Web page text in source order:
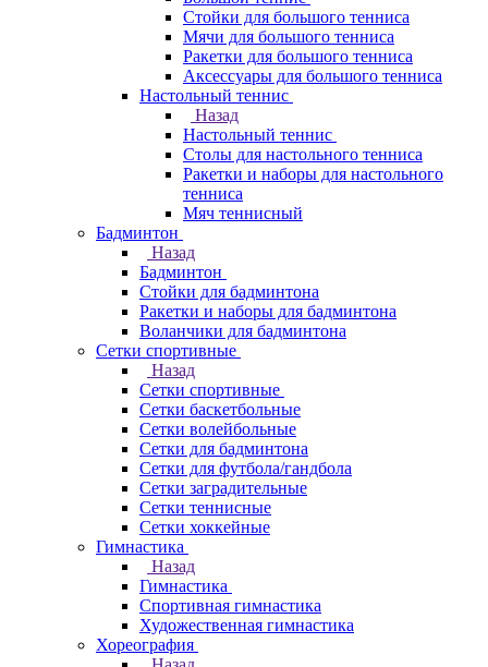
Стойки для большого тенниса
Мячи для большого тенниса
Ракетки для большого тенниса
Аксессуары для большого тенниса
Настольный теннис
Назад
Настольный теннис
Столы для настольного тенниса
Ракетки и наборы для настольного
тенниса
Мяч теннисный
Бадминтон
Назад
Бадминтон
Стойки для бадминтона
Ракетки и наборы для бадминтона
Воланчики для бадминтона
Сетки спортивные
Назад
Сетки спортивные
Сетки баскетбольные
Сетки волейбольные
Сетки для бадминтона
Сетки для футбола/гандбола
Сетки заградительные
Сетки теннисные
Сетки хоккейные
Гимнастика
Назад
Гимнастика
Спортивная гимнастика
Художественная гимнастика
Хореография